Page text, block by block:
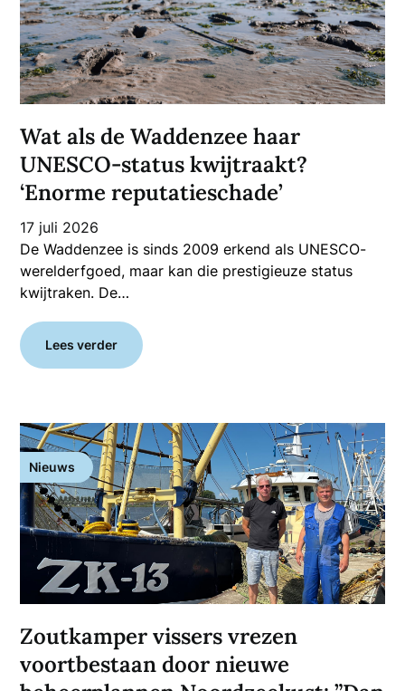
Wat als de Waddenzee haar
UNESCO-status kwijtraakt?
‘Enorme reputatieschade’
17 juli 2026
De Waddenzee is sinds 2009 erkend als UNESCO-
werelderfgoed, maar kan die prestigieuze status
kwijtraken. De…
Lees verder
Nieuws
Zoutkamper vissers vrezen
voortbestaan door nieuwe